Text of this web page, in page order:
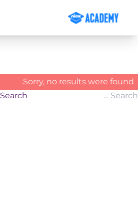
Sorry, no results were found.
Search for:
Search